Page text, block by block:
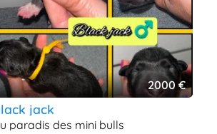
2000 €
black jack
du paradis des mini bulls